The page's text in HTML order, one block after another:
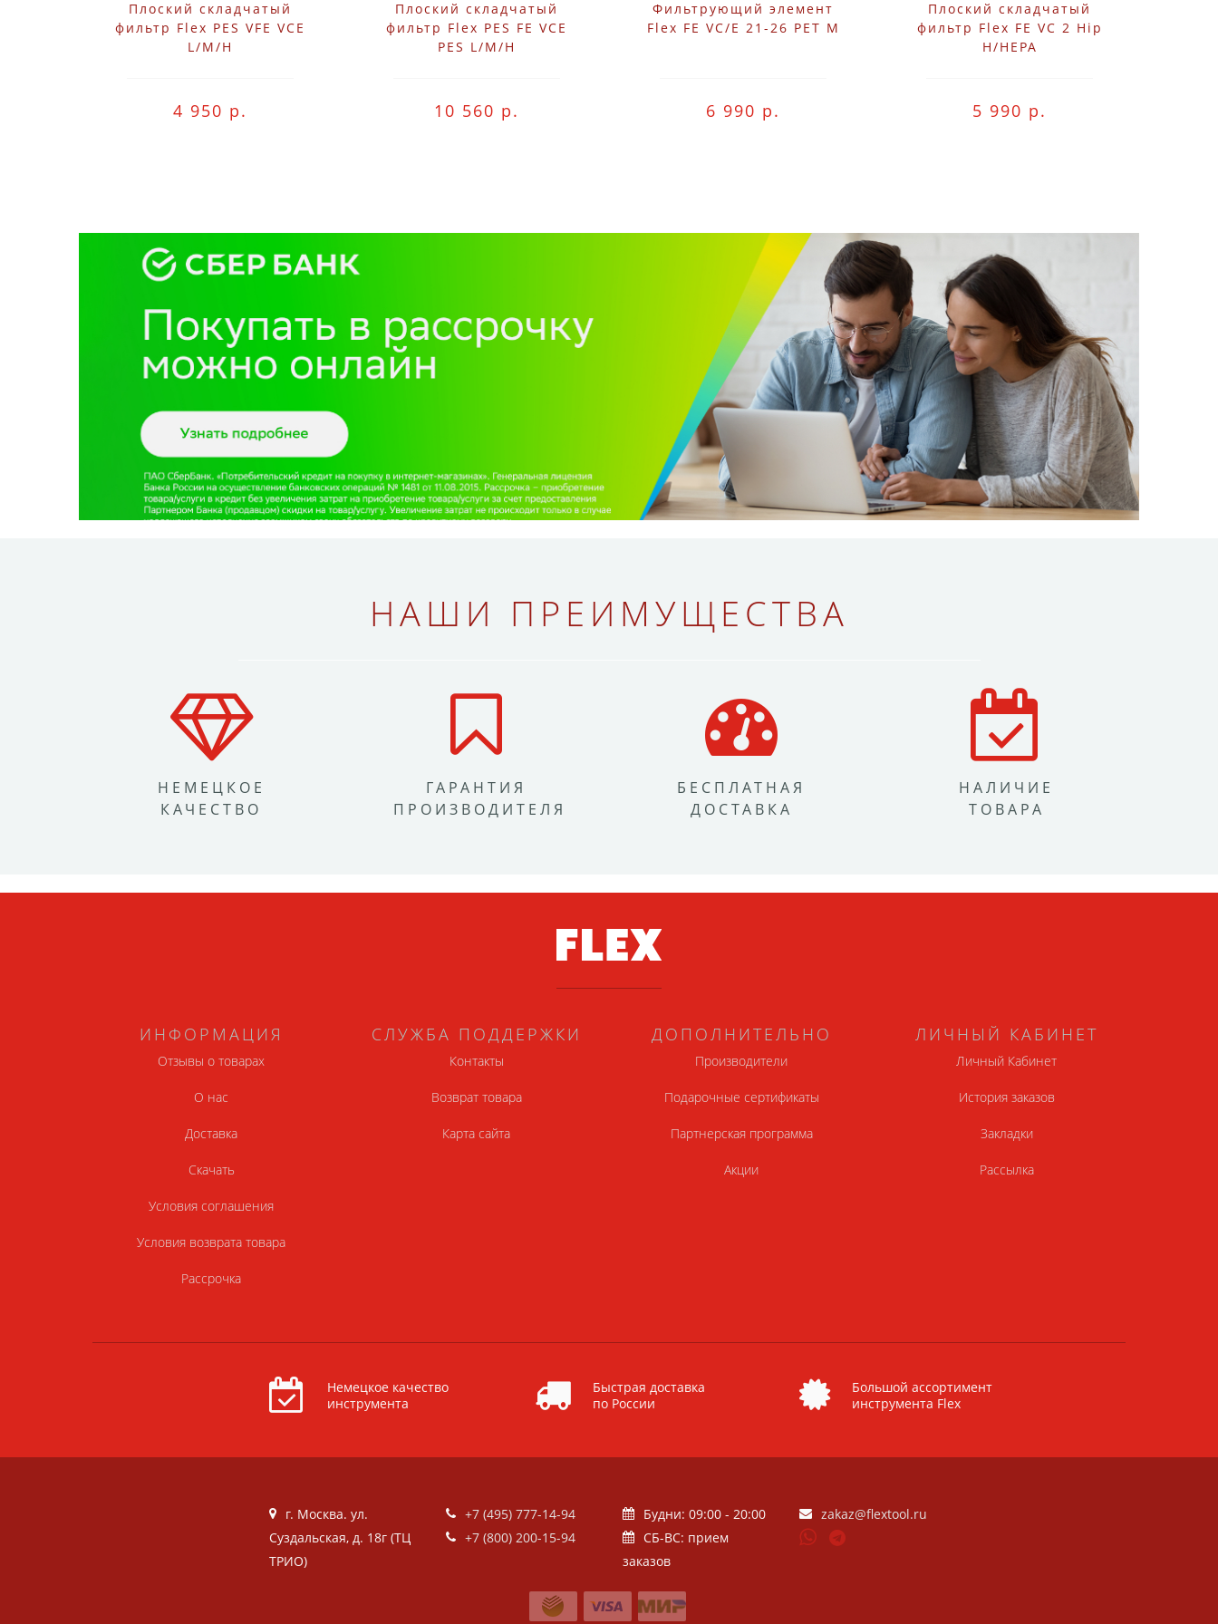
Плоский складчатый
фильтр Flex PES VFE VCE
L/M/H
4 950 р.
Плоский складчатый
фильтр Flex PES FE VCE
PES L/M/H
10 560 р.
Фильтрующий элемент
Flex FE VC/E 21-26 PET M
6 990 р.
Плоский складчатый
фильтр Flex FE VC 2 Hip
H/HEPA
5 990 р.
НАШИ ПРЕИМУЩЕСТВА
НЕМЕЦКОЕ
КАЧЕСТВО
ГАРАНТИЯ
ПРОИЗВОДИТЕЛЯ
БЕСПЛАТНАЯ
ДОСТАВКА
НАЛИЧИЕ
ТОВАРА
ИНФОРМАЦИЯ
Отзывы о товарах
О нас
Доставка
Скачать
Условия соглашения
Условия возврата товара
Рассрочка
СЛУЖБА ПОДДЕРЖКИ
Контакты
Возврат товара
Карта сайта
ДОПОЛНИТЕЛЬНО
Производители
Подарочные сертификаты
Партнерская программа
Акции
ЛИЧНЫЙ КАБИНЕТ
Личный Кабинет
История заказов
Закладки
Рассылка
Немецкое качество
инструмента
Быстрая доставка
по России
Большой ассортимент
инструмента Flex
г. Москва. ул.
Суздальская, д. 18г (ТЦ
ТРИО)
+7 (495) 777-14-94
+7 (800) 200-15-94
Будни: 09:00 - 20:00
СБ-ВС: прием
заказов
zakaz@flextool.ru